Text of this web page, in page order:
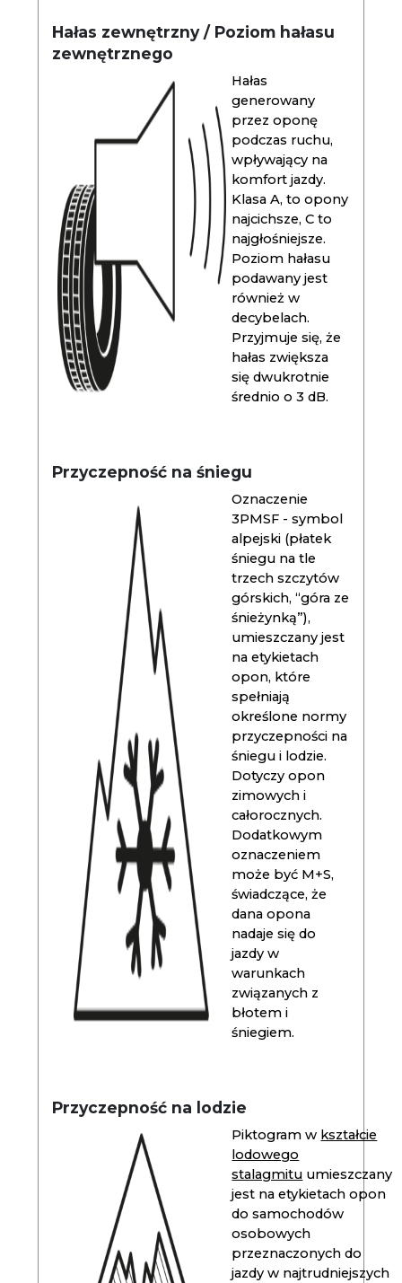
Hałas zewnętrzny / Poziom hałasu
zewnętrznego
Hałas
generowany
przez oponę
podczas ruchu,
wpływający na
komfort jazdy.
Klasa A, to opony
najcichsze, C to
najgłośniejsze.
Poziom hałasu
podawany jest
również w
decybelach.
Przyjmuje się, że
hałas zwiększa
się dwukrotnie
średnio o 3 dB.
Przyczepność na śniegu
Oznaczenie
3PMSF - symbol
alpejski (płatek
śniegu na tle
trzech szczytów
górskich, “góra ze
śnieżynką”),
umieszczany jest
na etykietach
opon, które
spełniają
określone normy
przyczepności na
śniegu i lodzie.
Dotyczy opon
zimowych i
całorocznych.
Dodatkowym
oznaczeniem
może być M+S,
świadczące, że
dana opona
nadaje się do
jazdy w
warunkach
związanych z
błotem i
śniegiem.
Przyczepność na lodzie
Piktogram w kształcie
lodowego
stalagmitu umieszczany
jest na etykietach opon
do samochodów
osobowych
przeznaczonych do
jazdy w najtrudniejszych